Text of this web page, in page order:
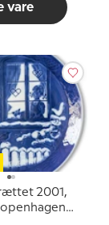
vare
2001,